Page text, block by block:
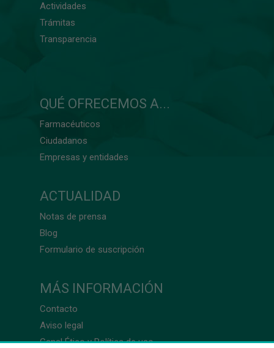
Actividades
Trámitas
Transparencia
QUÉ OFRECEMOS A...
Farmacéuticos
Ciudadanos
Empresas y entidades
ACTUALIDAD
Notas de prensa
Blog
Formulario de suscripción
MÁS INFORMACIÓN
Contacto
Aviso legal
Canal Ético y Política de uso